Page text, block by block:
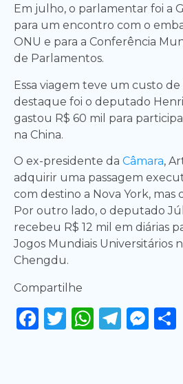
Em julho, o parlamentar foi a
para um encontro com o
ONU e para a Conferência
de Parlamentos.
Essa viagem teve um custo
destaque foi o deputado
gastou R$ 60 mil para
na China.
O ex-presidente da Câmara,
adquirir uma passagem
com destino a Nova York, mas
Por outro lado, o deputado
recebeu R$ 12 mil em diárias
Jogos Mundiais Universitários
Chengdu.
Compartilhe
Facebook
Twitter